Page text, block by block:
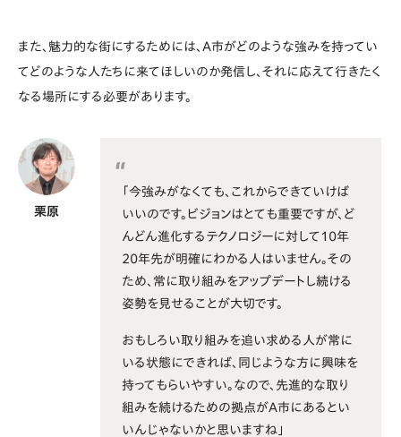
また、魅力的な街にするためには、A市がどのような強みを持ってい
てどのような人たちに来てほしいのか発信し、それに応えて行きたく
なる場所にする必要があります。
栗原
「今強みがなくても、これからできていけば
いいのです。ビジョンはとても重要ですが、ど
んどん進化するテクノロジーに対して10年
20年先が明確にわかる人はいません。その
ため、常に取り組みをアップデートし続ける
姿勢を見せることが大切です。
おもしろい取り組みを追い求める人が常に
いる状態にできれば、同じような方に興味を
持ってもらいやすい。なので、先進的な取り
組みを続けるための拠点がA市にあるとい
いんじゃないかと思いますね」